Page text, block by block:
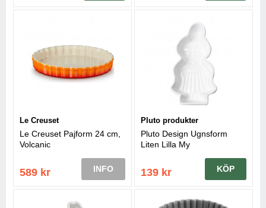
Le Creuset
Le Creuset Pajform 24 cm,
Volcanic
589 kr INFO
Pluto produkter
Pluto Design Ugnsform
Liten Lilla My
139 kr KÖP